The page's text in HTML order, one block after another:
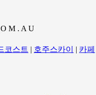
M . A U
코스트 | 호주스카이 | 카페